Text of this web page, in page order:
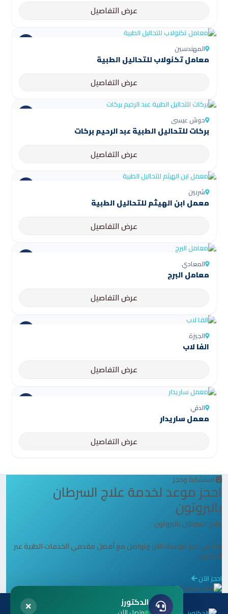
عرض التفاصيل
المهندسين
معامل تكنولاب للتحاليل الطبية
عرض التفاصيل
حوش عيسى
بركات للتحاليل الطبية عبد الرحيم بركات
عرض التفاصيل
شربين
عرض التفاصيل
المعادي
معامل البرج
عرض التفاصيل
الجيزة
الفا لاب
عرض التفاصيل
الدقي
معمل ساريدار
عرض التفاصيل
استشارة وحجز
احجز موعد لخدمة علاج السرطان
بالبروتون
علاج السرطان بالبروتون
ابدأ في حجز موعدك الآن وتواصل مع أفضل مقدمي الخدمات الطبية عبر
الدكتورز.
احجز الآن
الدكتورز